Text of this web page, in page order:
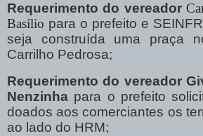
Requerimento do vereador
Basílio para o prefeito e
seja construída uma praça
Carrilho Pedrosa;
Requerimento do vereador
Nenzinha para o prefeito
doados aos comerciantes os
ao lado do HRM;